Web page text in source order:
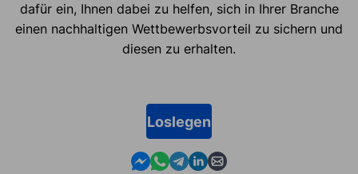
dafür ein, Ihnen dabei zu helfen, sich in Ihrer Branche
einen nachhaltigen Wettbewerbsvorteil zu sichern und
diesen zu erhalten.
Loslegen
Contact us in Messenger
Contact us in WhatsApp
Contact us in Telegram
Contact us in Linkedin
Contact us by email